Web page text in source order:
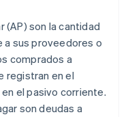
por cobrar con
(AP) son la cantidad
a sus proveedores o
comprados a
registran en el
el pasivo corriente.
son deudas a